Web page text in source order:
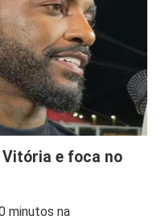
e foca no
minutos na